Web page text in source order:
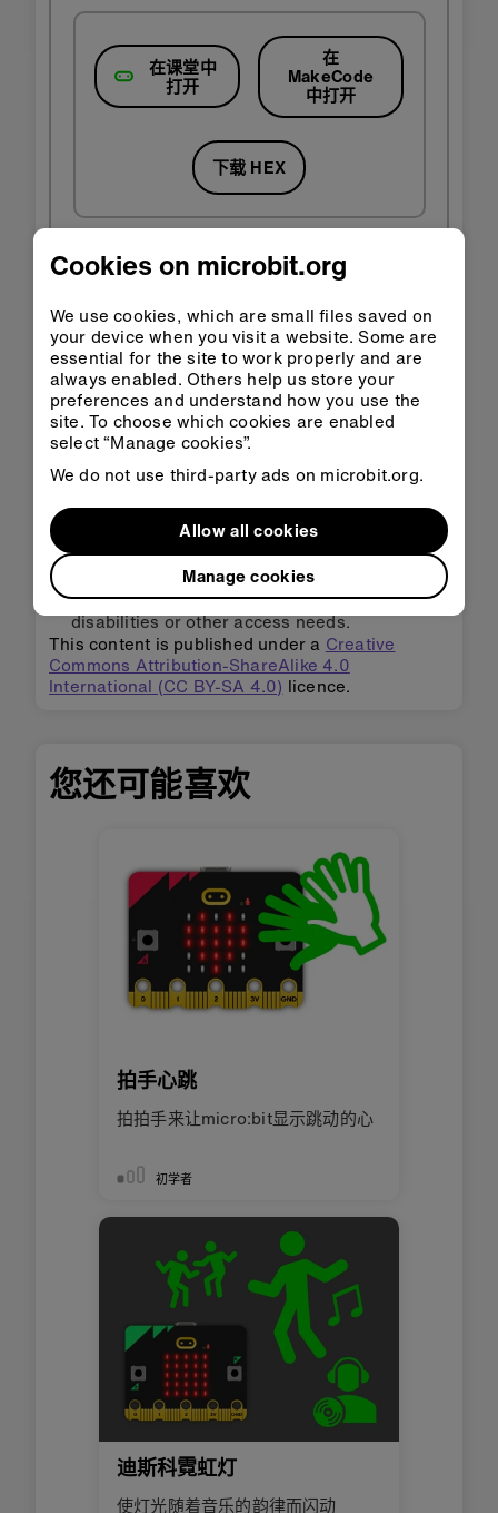
在课堂中
打开
在
MakeCode
中打开
下载 HEX
第 3 步：完善
创建你自己的方式来显示声音响度，例如根据不同
的声响来显示不同的表情符号
制作一个虚拟噪音警报器，仅当声音超过某个级别
时闪烁——可以使用它来帮助你的课堂保持安静
Accessibility supportfor tips for making the
micro:bit more accessible to students with
disabilities or other access needs.
This content is published under a Creative
Commons Attribution-ShareAlike 4.0
International (CC BY-SA 4.0) licence.
您还可能喜欢
拍手心跳
拍拍手来让micro:bit显示跳动的心
初学者
迪斯科霓虹灯
使灯光随着音乐的韵律而闪动
Cookies on microbit.org
We use cookies, which are small files saved on
your device when you visit a website. Some are
essential for the site to work properly and are
always enabled. Others help us store your
preferences and understand how you use the
site. To choose which cookies are enabled
select “Manage cookies”.
We do not use third-party ads on microbit.org.
Manage cookies
Allow all cookies